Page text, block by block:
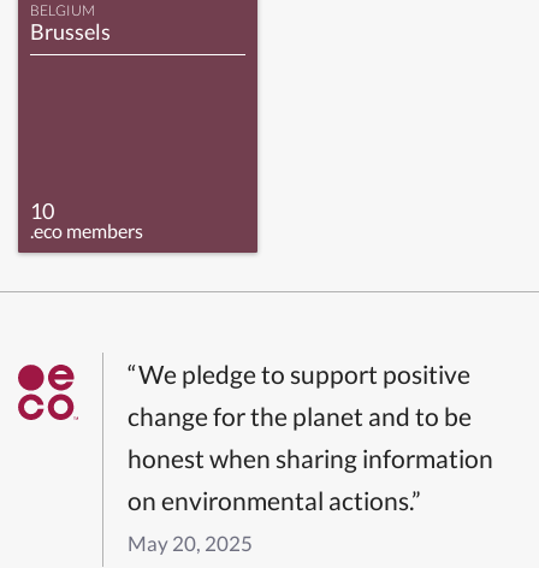
BELGIUM
Brussels
10
.eco members
“We pledge to support positive
change for the planet and to be
honest when sharing information
on environmental actions.”
May 20, 2025